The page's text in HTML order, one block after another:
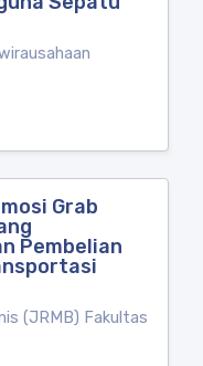
Grab
Pembelian
(JRMB) Fakultas